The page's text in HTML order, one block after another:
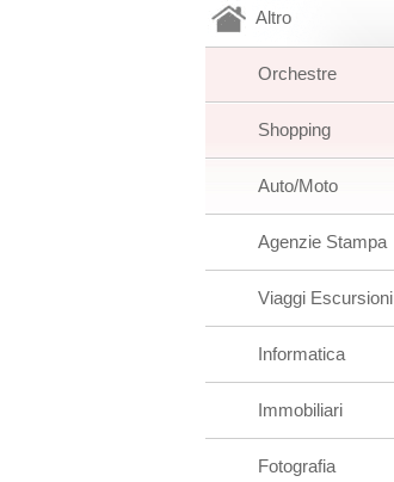
Altro
Orchestre
Shopping
Auto/Moto
Agenzie Stampa
Viaggi Escursioni
Informatica
Immobiliari
Fotografia